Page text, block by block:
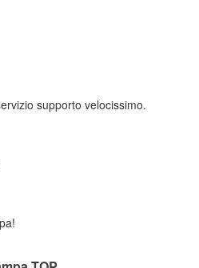
supporto velocissimo.